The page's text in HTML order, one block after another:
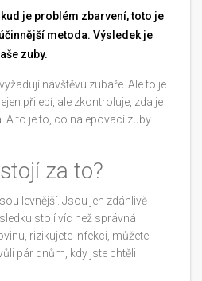
je problém zbarvení, toto je
metoda. Výsledek je
zuby.
návštěvu zubaře. Ale to je
přilepí, ale zkontroluje, zda je
A to je to, co nalepovací zuby
za to?
levnější. Jsou jen zdánlivě
stojí víc než správná
rizikujete infekci, můžete
pár dnům, kdy jste chtěli